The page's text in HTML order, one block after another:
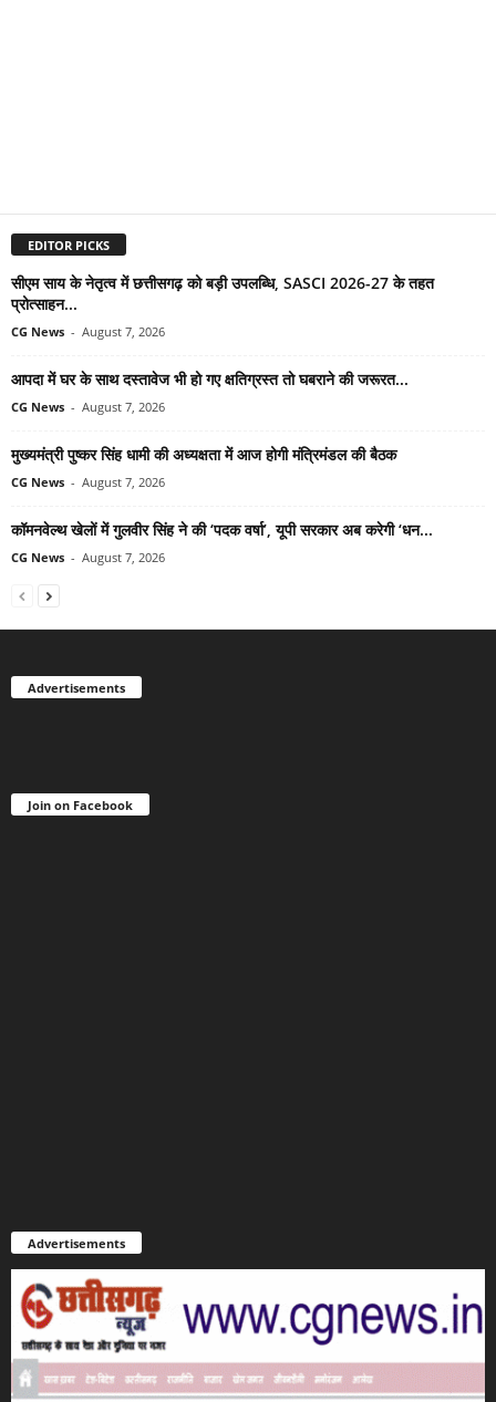
EDITOR PICKS
सीएम साय के नेतृत्व में छत्तीसगढ़ को बड़ी उपलब्धि, SASCI 2026-27 के तहत
प्रोत्साहन...
CG News - August 7, 2026
आपदा में घर के साथ दस्तावेज भी हो गए क्षतिग्रस्त तो घबराने की जरूरत...
CG News - August 7, 2026
मुख्यमंत्री पुष्कर सिंह धामी की अध्यक्षता में आज होगी मंत्रिमंडल की बैठक
CG News - August 7, 2026
कॉमनवेल्थ खेलों में गुलवीर सिंह ने की ‘पदक वर्षा’, यूपी सरकार अब करेगी ‘धन...
CG News - August 7, 2026
Advertisements
Join on Facebook
Advertisements